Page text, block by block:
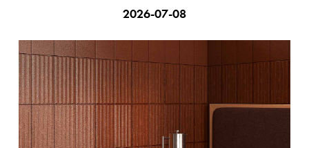
2026-07-08